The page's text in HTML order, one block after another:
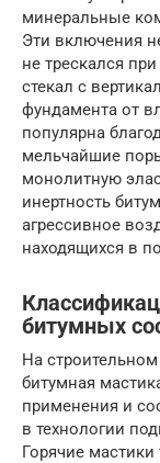
минеральные
Эти включения
не трескался
стекал с
фундамента от
популярна
мельчайшие
монолитную
инертность
агрессивное
находящихся в
битумных
На
битумная
применения и
в технологии
Горячие мастики